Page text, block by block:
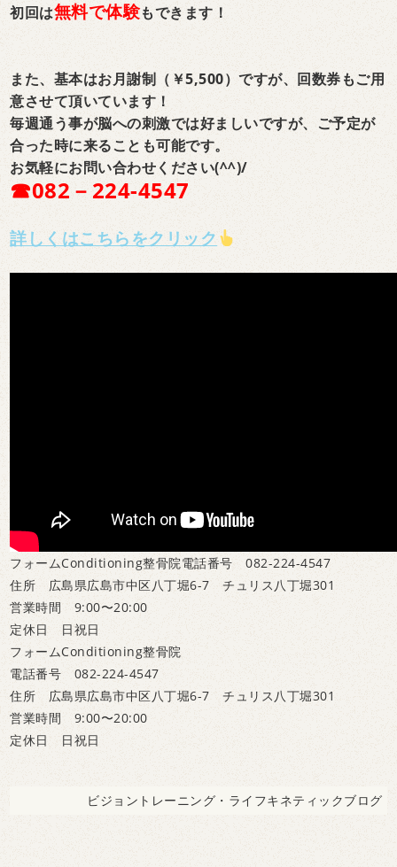
初回は無料で体験もできます！
また、基本はお月謝制（￥5,500）ですが、回数券もご用
意させて頂いています！
毎週通う事が脳への刺激では好ましいですが、ご予定が
合った時に来ることも可能です。
お気軽にお問い合わせください(^^)/
☎082－224-4547
詳しくはこちらをクリック
フォームConditioning整骨院電話番号 082-224-4547
住所 広島県広島市中区八丁堀6-7 チュリス八丁堀301
営業時間 9:00〜20:00
定休日 日祝日
フォームConditioning整骨院
電話番号 082-224-4547
住所 広島県広島市中区八丁堀6-7 チュリス八丁堀301
営業時間 9:00〜20:00
定休日 日祝日
ビジョントレーニング・ライフキネティックブログ